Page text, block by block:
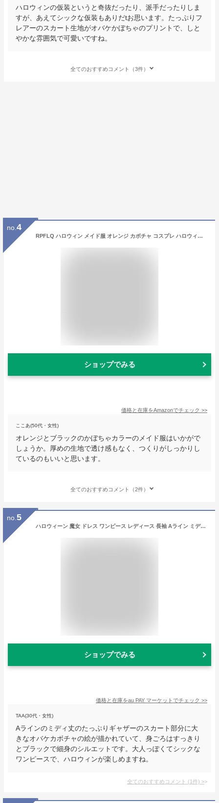
ハロウィンの仮装というと奇抜だったり、派手だったりしま
すが、あえてシックな仮装もありだtお思います。たっぷりフ
レアーのスカート生地がオバケかぼちゃのプリントで、しと
やかな雰囲気で可愛いですね。
全てのおすすめコメント（3件）
no. 4
RPFLQ ハロウィン メイド服 オレンジ カボチャ コスプレ ハロウィン 仮装 レディース エプロン カチューシャ 衣装 可愛い 大人用 ワンピース 4点セット ニーハイソックス付き (S)
ショップでみる
価格と在庫をAmazonでチェック >>
ここあ(50代・女性)
オレンジとブラックのかぼちゃカラーのメイド服はいかがで
しょうか。厚めの生地で透け感もなく、つくりがしっかりし
ているのもいいと思います。
全てのおすすめコメント（2件）
no. 5
ハロウィーン 魔女 ドレス ワンピース レディース 長袖 Aライン ミディ丈 コスプレ 衣装 かぼちゃ 大人 仮装 可愛い コスチューム パー
ショップでみる
価格と在庫をau PAY マーケット でチェック >>
TAA(30代・女性)
Aラインのミディ丈のたっぷりギャザーのスカート部分に大
きなオバケカボチャの絵が描かれていて、身ごろはすっきり
とブラックで細身のシルエットです。大人っぽくてシックな
ワンピースで、ハロウィンが楽しめますね。
全てのおすすめコメント (1件) >